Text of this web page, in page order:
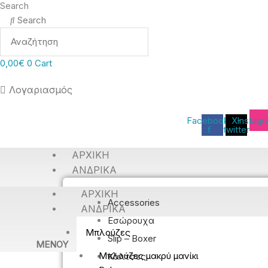
Search
Search
0,00€ 0 Cart
Λογαριασμός
Facebook-
f
X-
twitter
ΑΡΧΙΚΉ
ΑΝΔΡΙΚΆ
Accessories
Εσώρουχα
Slip – Boxer
Κάλτσες
ΑΡΧΙΚΉ
ΑΝΔΡΙΚΆ
Μπλούζες
Μπλούζες μακρύ μανίκι
MENOY